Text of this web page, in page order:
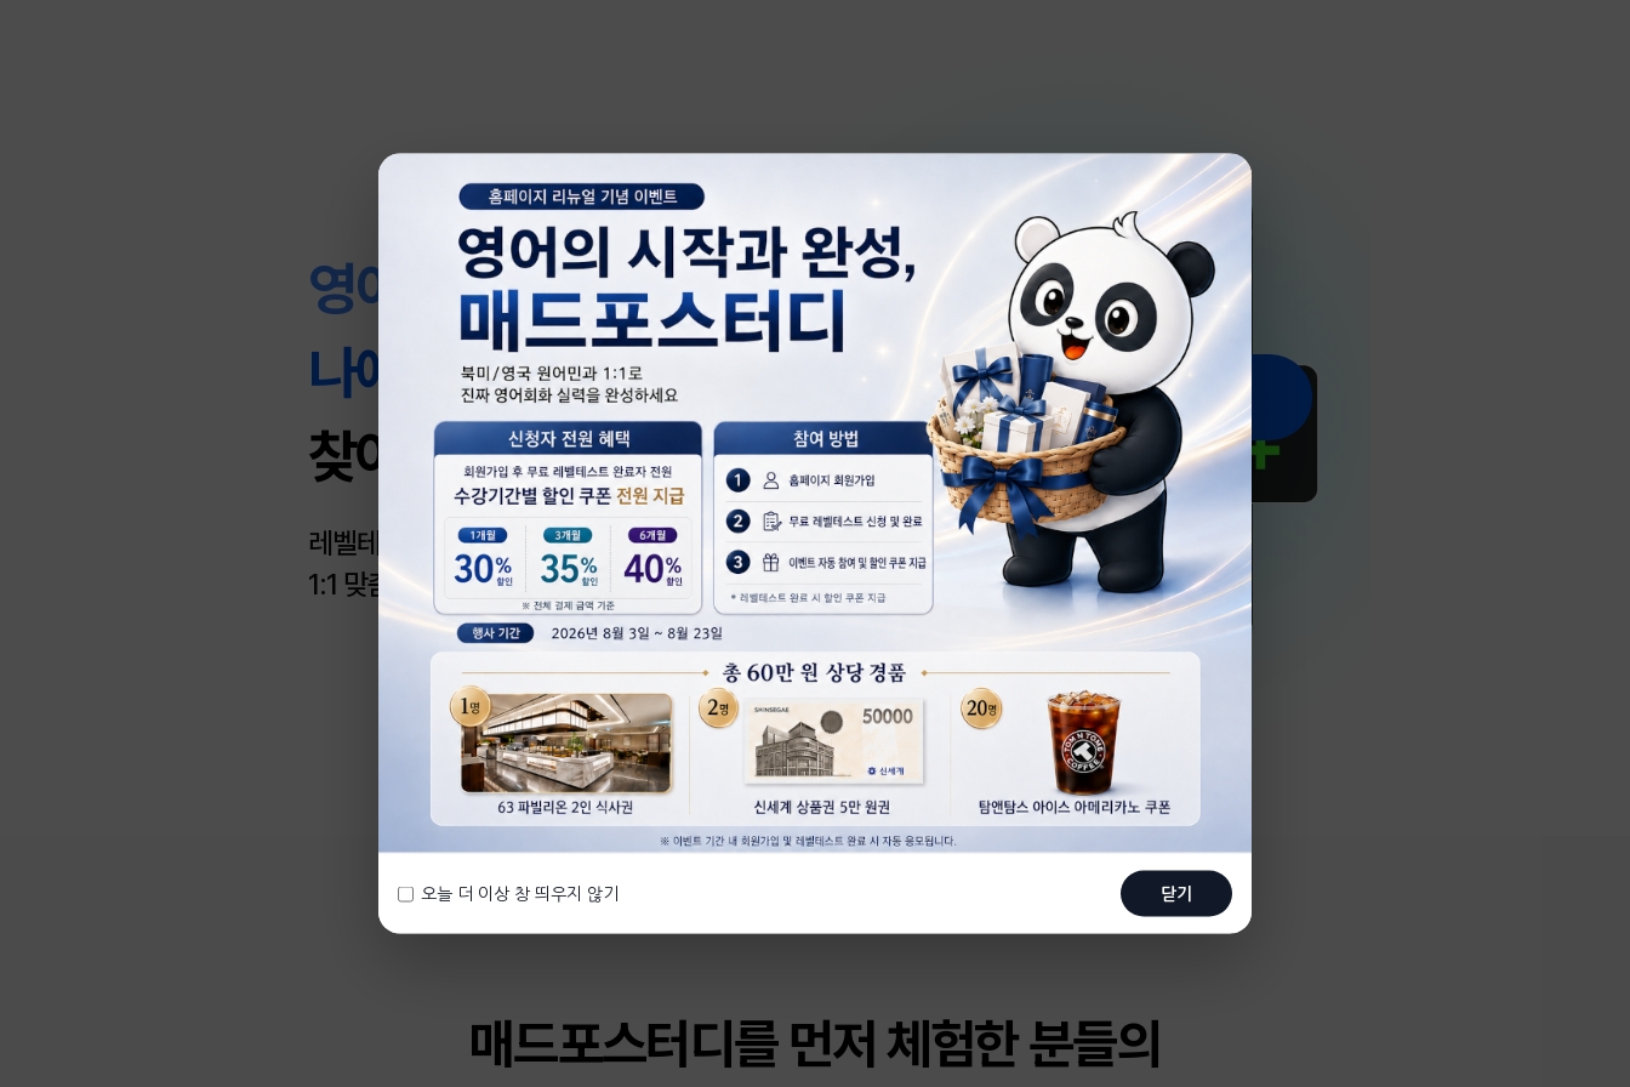
영어실력을 확인하고
나에게 맞는 교육과정
을
찾아보세요!
레벨테스트 후 레벨과 목표에 맞는
1:1 맞춤형 수업으로 실력을 늘려줍니다
무료 레벨 테스트 바로가기
매드포스터디를 먼저 체험한 분들의
오늘 더 이상 창 띄우지 않기 닫기